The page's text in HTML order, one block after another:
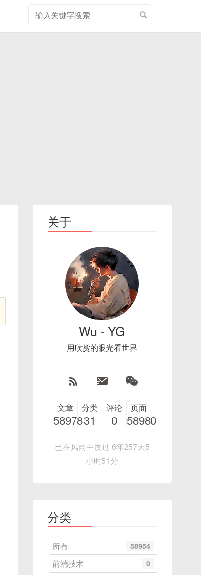
搜
关于
Wu - YG
用欣赏的眼光看世界
文章
58978
分类
31
评论
0
页面
58980
已在风雨中度过 6年257天5
小时51分
分类
所有 58954
前端技术 0